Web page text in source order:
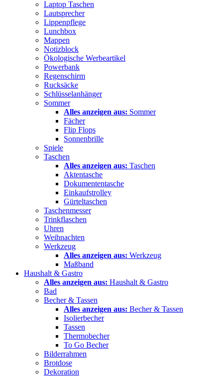
Laptop Taschen
Lautsprecher
Lippenpflege
Lunchbox
Mappen
Notizblock
Ökologische Werbeartikel
Powerbank
Regenschirm
Rucksäcke
Schlüsselanhänger
Sommer
Alles anzeigen aus: Sommer
Fächer
Flip Flops
Sonnenbrille
Spiele
Taschen
Alles anzeigen aus: Taschen
Aktentasche
Dokumententasche
Einkaufstrolley
Gürteltaschen
Taschenmesser
Trinkflaschen
Uhren
Weihnachten
Werkzeug
Alles anzeigen aus: Werkzeug
Maßband
Haushalt & Gastro
Alles anzeigen aus: Haushalt & Gastro
Bad
Becher & Tassen
Alles anzeigen aus: Becher & Tassen
Isolierbecher
Tassen
Thermobecher
To Go Becher
Bilderrahmen
Brotdose
Dekoration